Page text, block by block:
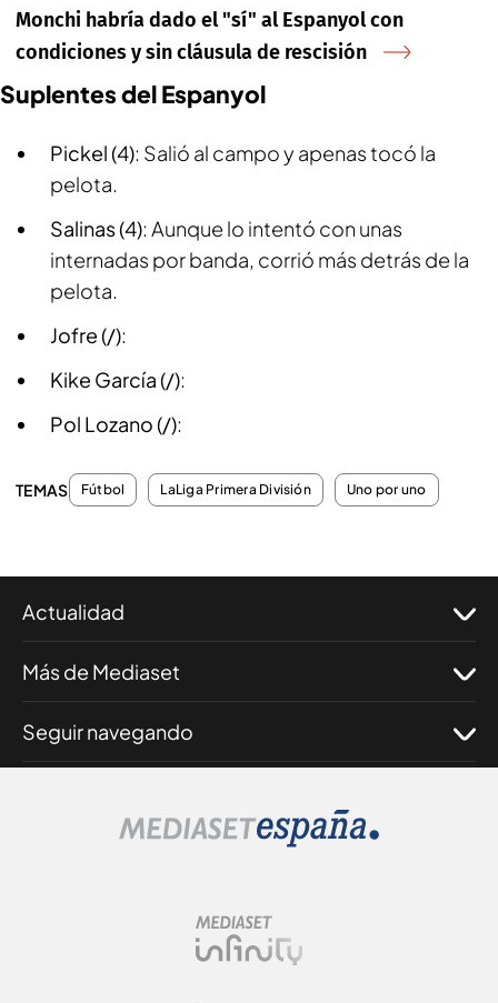
Monchi habría dado el "sí" al Espanyol con
condiciones y sin cláusula de rescisión
Suplentes del Espanyol
Pickel (4): Salió al campo y apenas tocó la
pelota.
Salinas (4): Aunque lo intentó con unas
internadas por banda, corrió más detrás de la
pelota.
Jofre (/):
Kike García (/):
Pol Lozano (/):
TEMAS Fútbol LaLiga Primera División Uno por uno
Actualidad
Más de Mediaset
Seguir navegando